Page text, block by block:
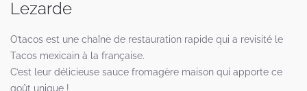
Lezarde
O’tacos est une chaîne de restauration rapide qui a revisité le
Tacos mexicain à la française.
C’est leur délicieuse sauce fromagère maison qui apporte ce
goût unique !